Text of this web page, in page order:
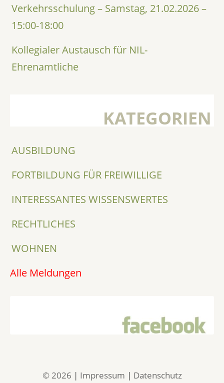
Verkehrsschulung – Samstag, 21.02.2026 –
15:00-18:00
Kollegialer Austausch für NIL-
Ehrenamtliche
KATEGORIEN
AUSBILDUNG
FORTBILDUNG FÜR FREIWILLIGE
INTERESSANTES WISSENSWERTES
RECHTLICHES
WOHNEN
Alle Meldungen
© 2026 | Impressum | Datenschutz